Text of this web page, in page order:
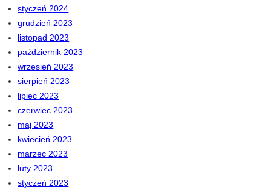
styczeń 2024
grudzień 2023
listopad 2023
październik 2023
wrzesień 2023
sierpień 2023
lipiec 2023
czerwiec 2023
maj 2023
kwiecień 2023
marzec 2023
luty 2023
styczeń 2023